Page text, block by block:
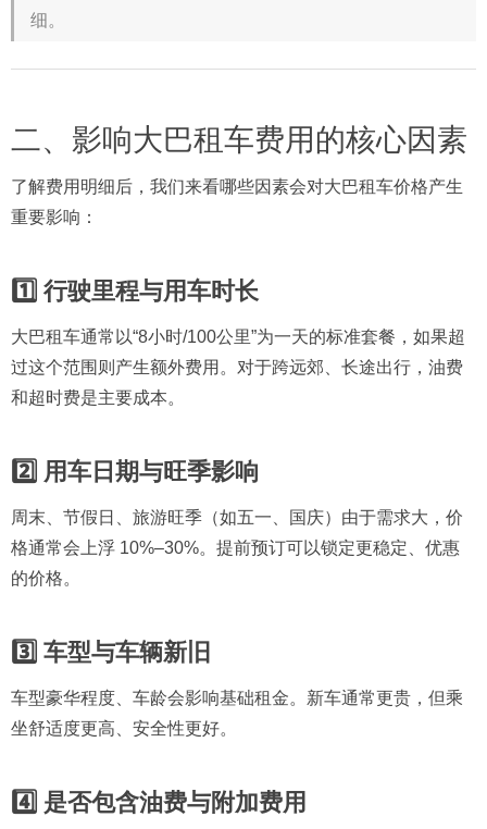
细。
二、影响大巴租车费用的核心因素
了解费用明细后，我们来看哪些因素会对大巴租车价格产生
重要影响：
1️⃣ 行驶里程与用车时长
大巴租车通常以“8小时/100公里”为一天的标准套餐，如果超
过这个范围则产生额外费用。对于跨远郊、长途出行，油费
和超时费是主要成本。
2️⃣ 用车日期与旺季影响
周末、节假日、旅游旺季（如五一、国庆）由于需求大，价
格通常会上浮 10%–30%。提前预订可以锁定更稳定、优惠
的价格。
3️⃣ 车型与车辆新旧
车型豪华程度、车龄会影响基础租金。新车通常更贵，但乘
坐舒适度更高、安全性更好。
4️⃣ 是否包含油费与附加费用